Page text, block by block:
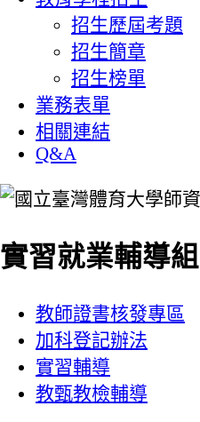
招生歷屆考題
招生簡章
招生榜單
業務表單
相關連結
Q&A
:::
實習就業輔導組
教師證書核發專區
加科登記辦法
實習輔導
教甄教檢輔導